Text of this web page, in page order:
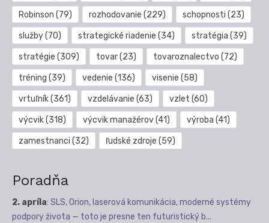
Robinson (79) rozhodovanie (229) schopnosti (23)
služby(70) strategické riadenie (34) stratégia (39)
stratégie (309) tovar(23) tovaroznalectvo (72)
tréning (39) vedenie (136) visenie (58)
vrtuľník(361) vzdelávanie (63) vzlet (60)
výcvik(318) výcvik manažérov(41) výroba (41)
zamestnanci (32) ľudské zdroje (59)
Poradňa
2. apríla: SLS, Orion, laserová komunikácia, moderné systémy
podpory života — toto je presne ten futuristický b...